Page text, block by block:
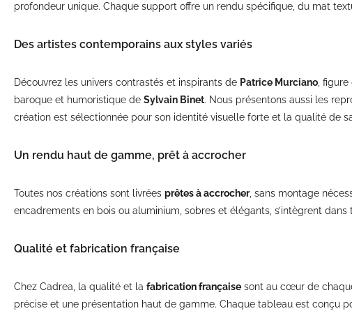
profondeur unique. Chaque support offre un rendu spécifique, du mat
Des artistes contemporains aux styles variés
Découvrez les univers contrastés et inspirants de Patrice Murciano, figure
baroque et humoristique deSylvain Binet. Nous présentons aussi les
création est sélectionnée pour son identité visuelle forte et la qualité de
Un rendu haut de gamme, prêt à accrocher
Toutes nos créations sont livréesprêtes à accrocher, sans montage
encadrements en bois ou aluminium, sobres et élégants, s’intègrent
Qualité et fabrication française
Chez Cadrea, la qualité et lafabrication française sont au cœur de
précise et une présentation haut de gamme. Chaque tableau est conçu